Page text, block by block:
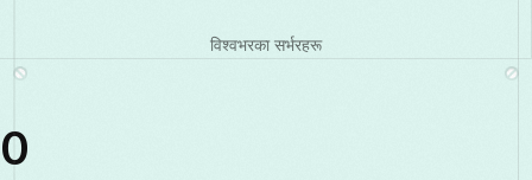
विश्वभरका सर्भरहरू
0